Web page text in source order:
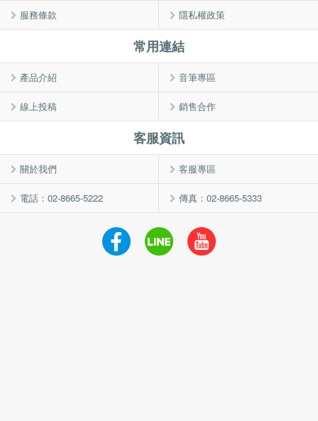
服務條款 隱私權政策
常用連結
產品介紹 音筆專區
線上投稿 銷售合作
客服資訊
關於我們 客服專區
電話：02-8665-5222 傳真：02-8665-5333